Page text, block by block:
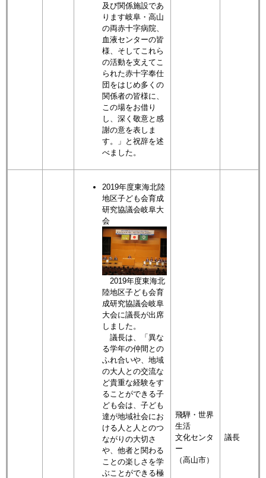
及び関係施設であ
ります岐阜・高山
の両赤十字病院、
血液センターの皆
様、そしてこれら
の活動を支えてこ
られた赤十字奉仕
団をはじめ多くの
関係者の皆様に、
この場をお借り
し、深く敬意と感
謝の意を表しま
す。」と祝辞を述
べました。
2019年度東海北陸
地区子ども会育成
研究協議会岐阜大
会
2019年度東海北
陸地区子ども会育
成研究協議会岐阜
大会に議長が出席
しました。
議長は、「異な
る学年の仲間との
ふれ合いや、地域
の大人との交流な
ど貴重な経験をす
ることができる子
ども会は、子ども
達が地域社会にお
ける人と人とのつ
ながりの大切さ
や、他者と関わる
ことの楽しさを学
ぶことができる極
飛騨・世界
生活
文化センタ
ー
（高山市）
議長